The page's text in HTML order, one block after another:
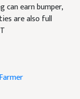
can earn bumper,
are also full
Farmer